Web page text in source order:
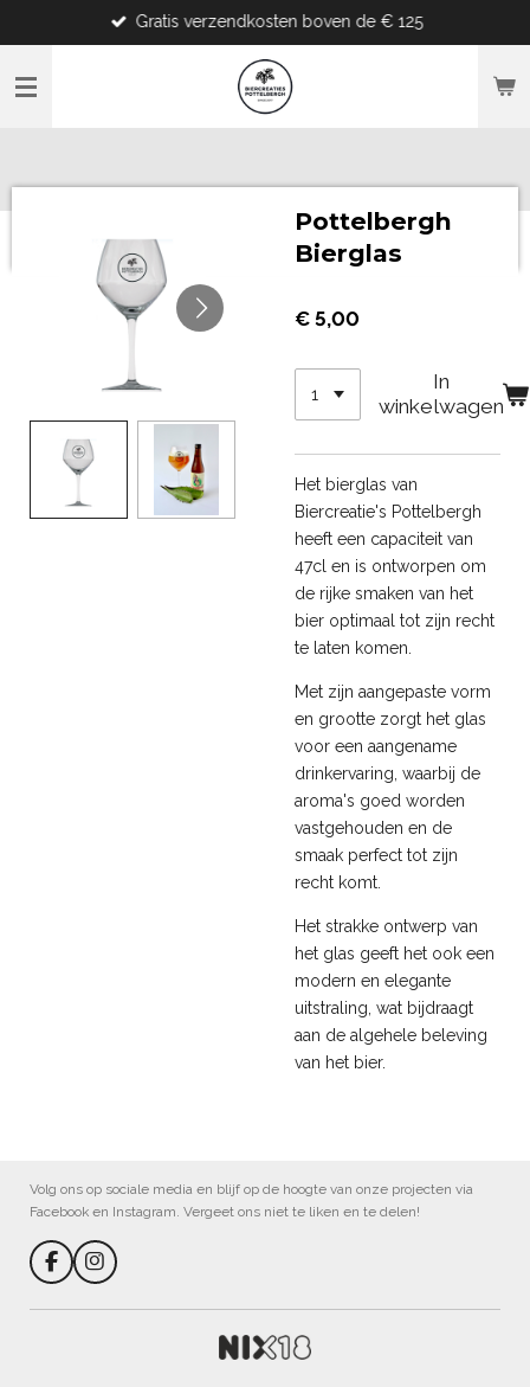
direct
naar
hoofdinhoud
Gratis verzendkosten boven de € 125
Pottelbergh
Bierglas
€ 5,00
In
winkelwagen
Het bierglas van
Biercreatie's Pottelbergh
heeft een capaciteit van
47cl en is ontworpen om
de rijke smaken van het
bier optimaal tot zijn recht
te laten komen.
Met zijn aangepaste vorm
en grootte zorgt het glas
voor een aangename
drinkervaring, waarbij de
aroma's goed worden
vastgehouden en de
smaak perfect tot zijn
recht komt.
Het strakke ontwerp van
het glas geeft het ook een
modern en elegante
uitstraling, wat bijdraagt
aan de algehele beleving
van het bier.
Volg ons op sociale media en blijf op de hoogte van onze projecten via
Facebook en Instagram. Vergeet ons niet te liken en te delen!
F
a
c
I
n
s